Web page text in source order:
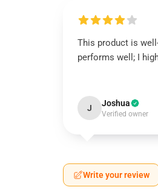
This product is
performs well; I
J Joshua
Verified owner
Write your review